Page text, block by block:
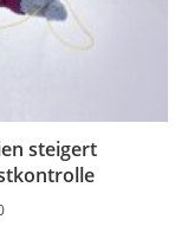
steigert